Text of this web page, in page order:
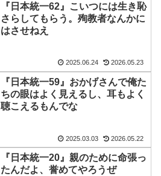
『日本統一62』こいつには生き恥
さらしてもらう。殉教者なんかに
はさせねえ
2025.06.24 2026.05.23
『日本統一59』おかげさんで俺た
ちの眼はよく見えるし、耳もよく
聴こえるもんでな
2025.03.03 2026.05.22
『日本統一20』親のために命張っ
たんだよ、誉めてやろうぜ